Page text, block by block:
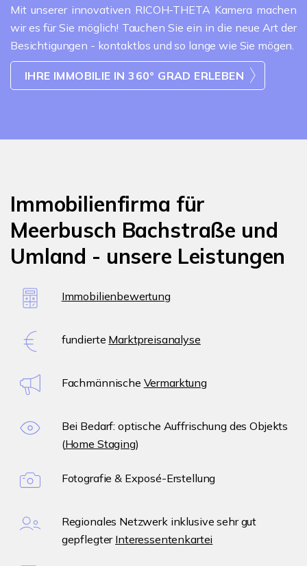
Mit unserer innovativen RICOH-THETA Kamera machen
wir es für Sie möglich! Tauchen Sie ein in die neue Art der
Besichtigungen - kontaktlos und so lange wie Sie mögen.
IHRE IMMOBILIE IN 360° GRAD ERLEBEN
Immobilienfirma für
Meerbusch Bachstraße und
Umland - unsere Leistungen
Immobilienbewertung
fundierte Marktpreisanalyse
Fachmännische Vermarktung
Bei Bedarf: optische Auffrischung des Objekts
(Home Staging)
Fotografie & Exposé-Erstellung
Regionales Netzwerk inklusive sehr gut
gepflegter Interessentenkartei